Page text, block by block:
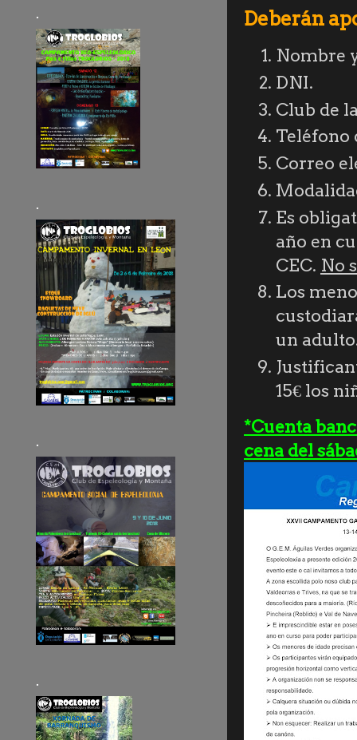
Deberán
Nombre
DNI.
Club de
Teléfono
Correo
Es
año en
CEC. No
Los
un
15€ los
*Cuenta
cena del
.
.
.
.